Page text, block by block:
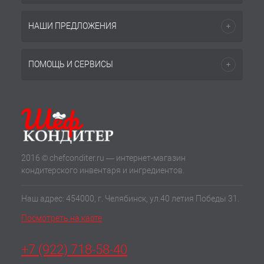
НАШИ ПРЕДЛОЖЕНИЯ
ПОМОЩЬ И СЕРВИСЫ
2016 © chefconditer.ru — интернет-магазин
кондитерского инвентаря и ингредиентов.
Наш адрес: 454000, г. Челябинск, ул.40 летия Победы 31.
Посмотреть на карте
+7 (922) 718-58-40